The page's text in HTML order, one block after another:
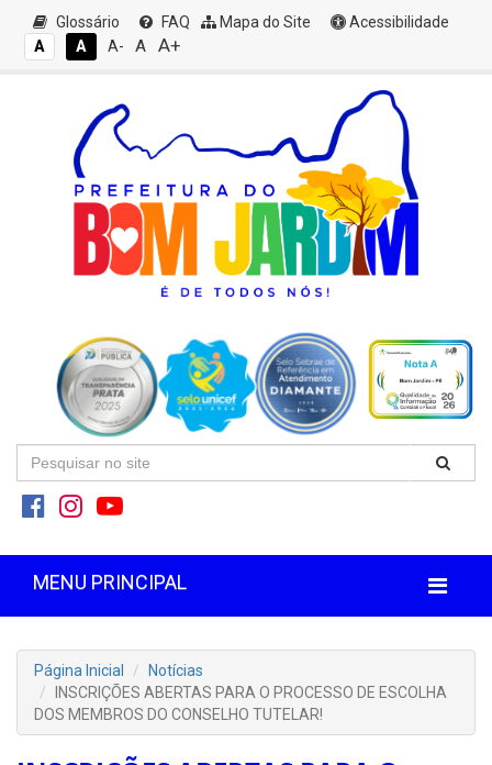
Glossário FAQ Mapa do Site
Acessibilidade
A
A A- A A+
MENU PRINCIPAL
Página Inicial
Notícias
INSCRIÇÕES ABERTAS PARA O PROCESSO DE ESCOLHA
DOS MEMBROS DO CONSELHO TUTELAR!